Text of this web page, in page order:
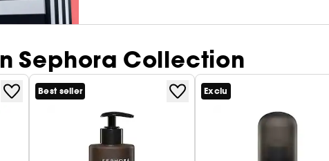
Sephora Collection
Best seller Exclu